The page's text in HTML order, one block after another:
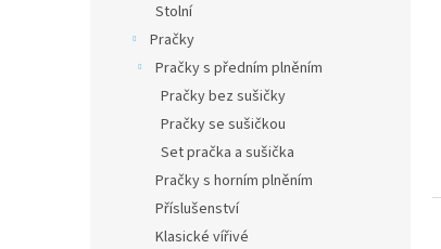
Stolní
Pračky
Pračky s předním plněním
Pračky bez sušičky
Pračky se sušičkou
Set pračka a sušička
Pračky s horním plněním
Příslušenství
Klasické vířivé